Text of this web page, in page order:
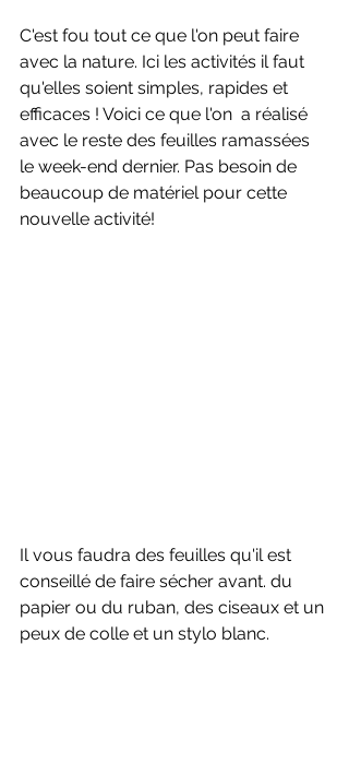
C'est fou tout ce que l'on peut faire
avec la nature. Ici les activités il faut
qu'elles soient simples, rapides et
efficaces ! Voici ce que l'on  a réalisé
avec le reste des feuilles ramassées
le week-end dernier. Pas besoin de
beaucoup de matériel pour cette
nouvelle activité!
Il vous faudra des feuilles qu'il est
conseillé de faire sécher avant. du
papier ou du ruban, des ciseaux et un
peux de colle et un stylo blanc.